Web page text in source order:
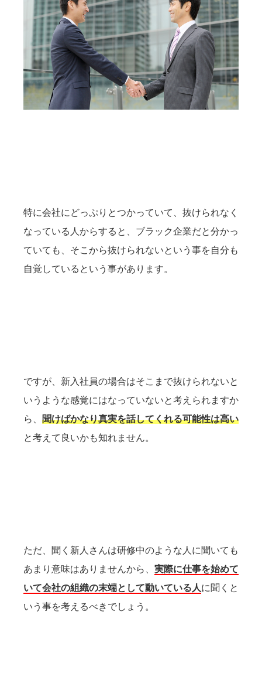
特に会社にどっぷりとつかっていて、抜けられなく
なっている人からすると、ブラック企業だと分かっ
ていても、そこから抜けられないという事を自分も
自覚しているという事があります。
ですが、新入社員の場合はそこまで抜けられないと
いうような感覚にはなっていないと考えられますか
ら、 聞けばかなり真実を話してくれる可能性は高い
と考えて良いかも知れません。
ただ、聞く新人さんは研修中のような人に聞いても
あまり意味はありませんから、 実際に仕事を始めて
いて会社の組織の末端として動いている人に聞くと
いう事を考えるべきでしょう。